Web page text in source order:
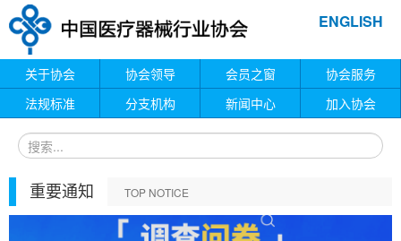
ENGLISH
关于协会 协会领导 会员之窗
协会服务
法规标准
分支机构 新闻中心 加入协会
重要通知 TOP NOTICE